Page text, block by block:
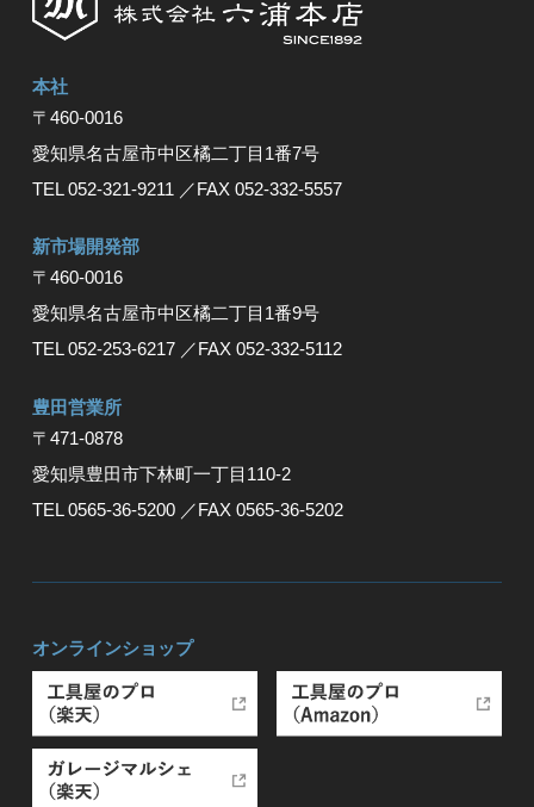
本社
〒460-0016
愛知県名古屋市中区橘⼆丁⽬1番7号
TEL 052-321-9211 ／FAX 052-332-5557
新市場開発部
〒460-0016
愛知県名古屋市中区橘二丁目1番9号
TEL 052-253-6217 ／FAX 052-332-5112
豊⽥営業所
〒471-0878
愛知県豊⽥市下林町⼀丁⽬110-2
TEL 0565-36-5200 ／FAX 0565-36-5202
オンラインショップ